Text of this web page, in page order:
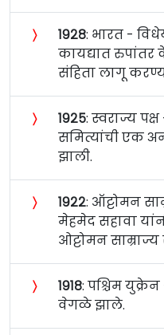
〉 १९२८: भारत -
कायद्यात
संहिता लागू
〉 १९२५: स्वराज्य पक्ष
समित्यांची एक
झाली.
〉 १९२२: ऑट्टोमन
मेहमेद सहावा
ओट्टोमन
〉 १९१८: पश्चिम
वेगळे झाले.